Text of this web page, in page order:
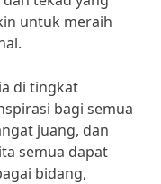
untuk meraih
di tingkat
bagi semua
juang, dan
semua dapat
bidang,